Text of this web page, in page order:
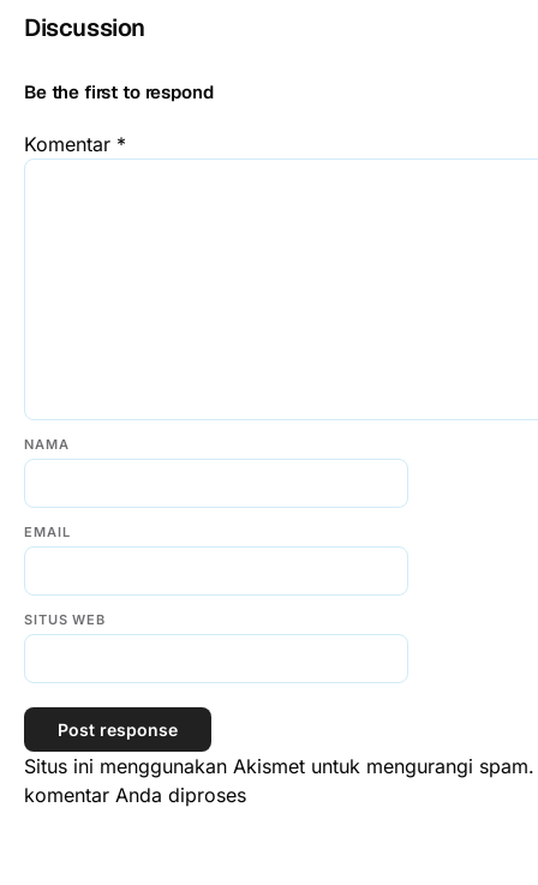
Discussion
Be the first to respond
Komentar *
NAMA
EMAIL
SITUS WEB
Situs ini menggunakan Akismet untuk mengurangi
komentar Anda diproses